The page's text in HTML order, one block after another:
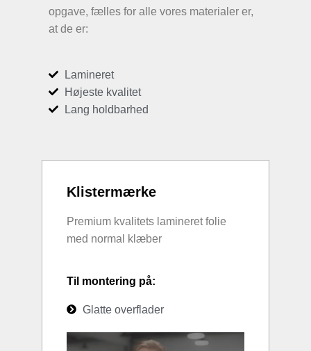
opgave, fælles for alle vores materialer er,
at de er:
Lamineret
Højeste kvalitet
Lang holdbarhed
Klistermærke
Premium kvalitets lamineret folie
med normal klæber
Til montering på:
Glatte overflader